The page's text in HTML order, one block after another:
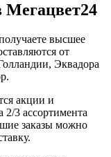
высшее
от
Эквадора
акции и
3 ассортимента
заказы можно